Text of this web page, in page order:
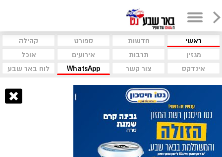
ראשי חדשות ספורט
קהילה
מגזין
תרבות אירועים
אוכל
אינדקס
צור קשר WhatsApp לוח באר שבע